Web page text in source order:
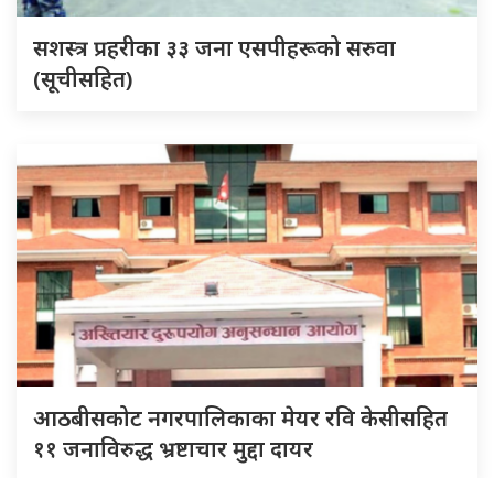
सशस्त्र प्रहरीका ३३ जना एसपीहरूको सरुवा
(सूचीसहित)
आठबीसकोट नगरपालिकाका मेयर रवि केसीसहित
११ जनाविरुद्ध भ्रष्टाचार मुद्दा दायर